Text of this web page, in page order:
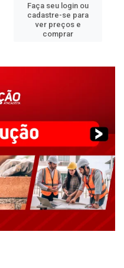
Faça seu login ou
cadastre-se para
ver preços e
comprar